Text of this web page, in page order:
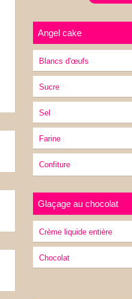
Angel cake
Blancs d'œufs
Sucre
sel
Farine
confiture
Glaçage au chocolat
Crème liquide entière
Chocolat